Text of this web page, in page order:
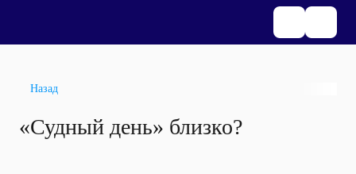
Назад
«Судный день» близко?